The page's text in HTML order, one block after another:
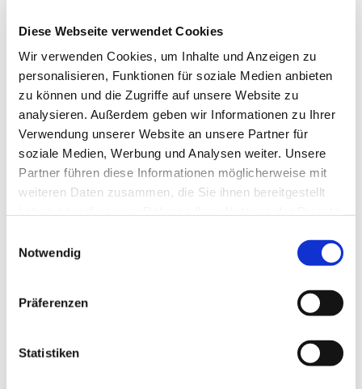
Diese Webseite verwendet Cookies
Wir verwenden Cookies, um Inhalte und Anzeigen zu
personalisieren, Funktionen für soziale Medien anbieten
zu können und die Zugriffe auf unsere Website zu
analysieren. Außerdem geben wir Informationen zu Ihrer
Verwendung unserer Website an unsere Partner für
soziale Medien, Werbung und Analysen weiter. Unsere
Partner führen diese Informationen möglicherweise mit
weiteren Daten zusammen, die Sie ihnen bereitgestellt
Notwendig
Präferenzen
Statistiken